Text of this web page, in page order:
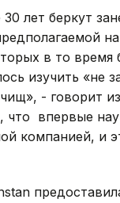
лет беркут
в то
изучить «не
- говорит
что впервые
компанией, и